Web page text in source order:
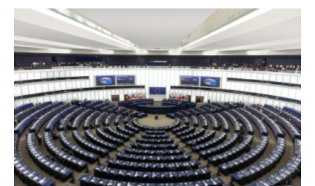
crédibles
pour
une
réduction
de
40%
en
2030
Inéligibilité
avec
exécution
provisoire
:
seule
une
condamnation
définitive